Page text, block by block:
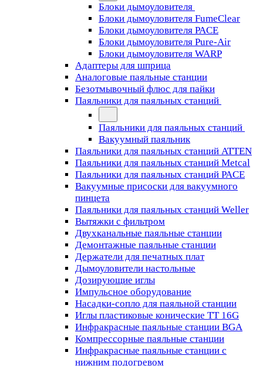
Блоки дымоуловителя
Блоки дымоуловителя FumeClear
Блоки дымоуловителя PACE
Блоки дымоуловителя Pure-Air
Блоки дымоуловителя WARP
Адаптеры для шприца
Аналоговые паяльные станции
Безотмывочный флюс для пайки
Паяльники для паяльных станций
Паяльники для паяльных станций
Вакуумный паяльник
Паяльники для паяльных станций ATTEN
Паяльники для паяльных станций Metcal
Паяльники для паяльных станций PACE
Вакуумные присоски для вакуумного
пинцета
Паяльники для паяльных станций Weller
Вытяжки с фильтром
Двухканальные паяльные станции
Демонтажные паяльные станции
Держатели для печатных плат
Дымоуловители настольные
Дозирующие иглы
Импульсное оборудование
Насадки-сопло для паяльной станции
Иглы пластиковые конические TT 16G
Инфракрасные паяльные станции BGA
Компрессорные паяльные станции
Инфракрасные паяльные станции с
нижним подогревом